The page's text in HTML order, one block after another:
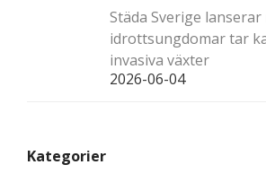
Städa Sverige
idrottsungdomar tar
invasiva växter
2026-06-04
Kategorier